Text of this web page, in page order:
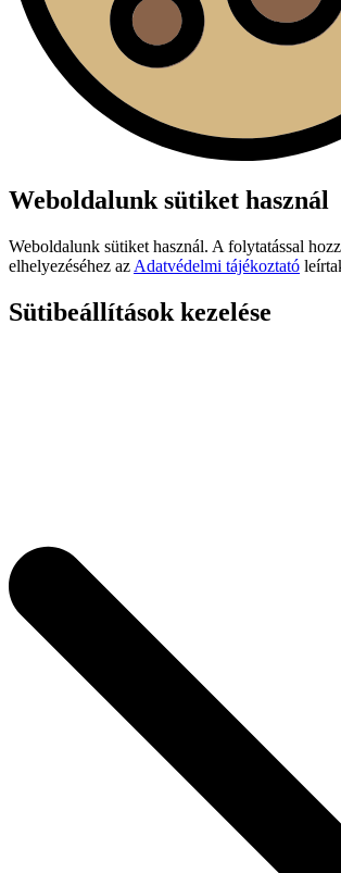
Weboldalunk sütiket használ
Weboldalunk sütiket használ. A folytatással
elhelyezéséhez az Adatvédelmi tájékoztató
Sütibeállítások kezelése